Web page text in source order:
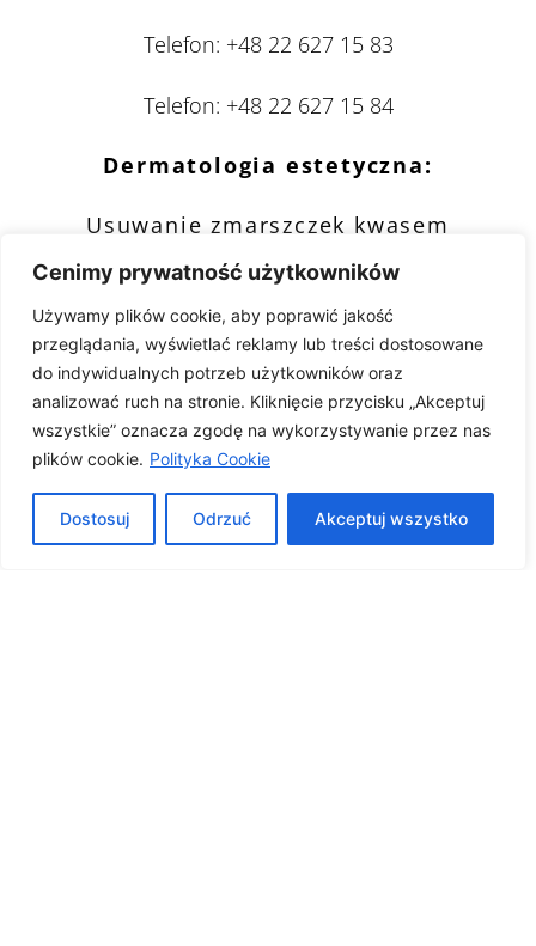
Cenimy prywatność użytkowników
Używamy plików cookie, aby poprawić jakość
przeglądania, wyświetlać reklamy lub treści dostosowane
do indywidualnych potrzeb użytkowników oraz
analizować ruch na stronie. Kliknięcie przycisku „Akceptuj
wszystkie” oznacza zgodę na wykorzystywanie przez nas
plików cookie. Polityka Cookie
Dostosuj Odrzuć Akceptuj wszystko
Telefon: +48 22 627 15 83
Telefon: +48 22 627 15 84
Dermatologia estetyczna:
Usuwanie zmarszczek kwasem
hialuronowym
Usuwanie zmarszczek botoxem
Mezoterapia
Leczenie nadpotliwości
Peelingi lekarskie
Chirurgia plastyczna: